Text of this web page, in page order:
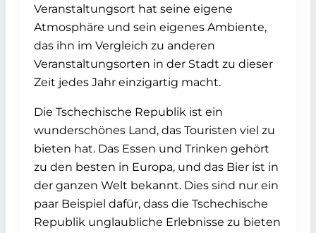
Veranstaltungsort hat seine eigene
Atmosphäre und sein eigenes Ambiente,
das ihn im Vergleich zu anderen
Veranstaltungsorten in der Stadt zu dieser
Zeit jedes Jahr einzigartig macht.
Die Tschechische Republik ist ein
wunderschönes Land, das Touristen viel zu
bieten hat. Das Essen und Trinken gehört
zu den besten in Europa, und das Bier ist in
der ganzen Welt bekannt. Dies sind nur ein
paar Beispiel dafür, dass die Tschechische
Republik unglaubliche Erlebnisse zu bieten